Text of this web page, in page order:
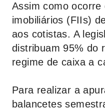
Assim como
imobiliários (FIIs)
aos cotistas. A
distribuam 95% do
regime de caixa a
Para realizar a
balancetes